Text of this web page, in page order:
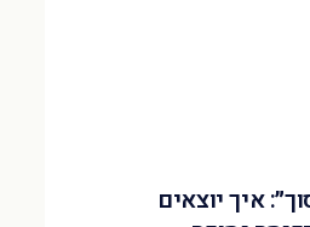
איך יוצאים